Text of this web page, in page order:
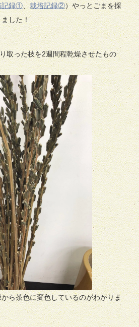
記録①、栽培記録②）やっとごまを採
した！
取った枝を2週間程乾燥させたもの
ら茶色に変色しているのがわかりま